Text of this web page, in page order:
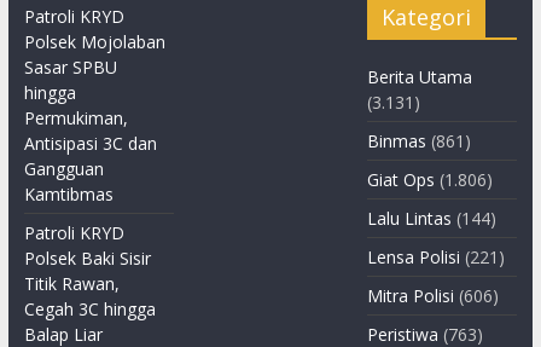
Patroli KRYD
Polsek Mojolaban
Sasar SPBU
hingga
Permukiman,
Antisipasi 3C dan
Gangguan
Kamtibmas
Patroli KRYD
Polsek Baki Sisir
Titik Rawan,
Cegah 3C hingga
Balap Liar
Kategori
Berita Utama
(3.131)
Binmas (861)
Giat Ops (1.806)
Lalu Lintas (144)
Lensa Polisi (221)
Mitra Polisi (606)
Peristiwa (763)